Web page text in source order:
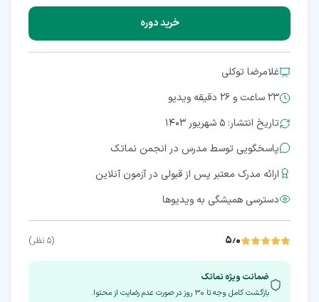
خرید دوره
غلامرضا توکلی
23 ساعت و 26 دقیقه
ویدیو
تاریخ انتشار: ۵ شهریور ۱۴۰۳
پاسخگویی توسط مدرس در انجمن نماتک
ارائه مدرک معتبر پس از قبولی در آزمون آنلاین
دسترسی همیشگی به ویدیوها
۵٫۰ (۵ نظر)
ضمانت ویژه نماتک
بازگشت کامل وجه تا ۳۰ روز در صورت عدم رضایت از محتوا.